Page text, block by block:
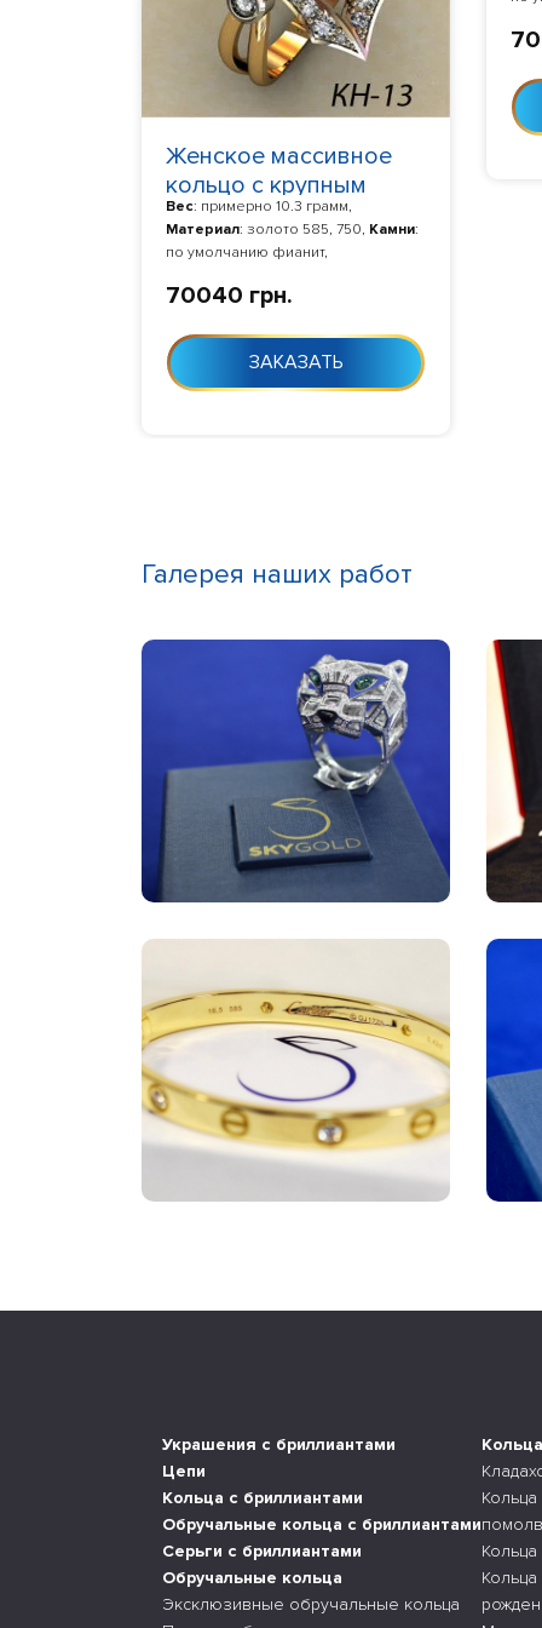
Женское массивное
кольцо с крупным
фианитом огранки
багет кн-13
Вес: примерно 10.3 грамм,
Материал: золото 585, 750, Камни:
по умолчанию фианит,
дня с момента заказа
70040 грн.
ЗАКАЗАТЬ
дня
Галерея наших работ
Украшения с бриллиантами
Цепи
Кольца с бриллиантами
Обручальные кольца с бриллиантами
Серьги с бриллиантами
Обручальные кольца
Эксклюзивные обручальные кольца
Кольца
Кольца
Кольца